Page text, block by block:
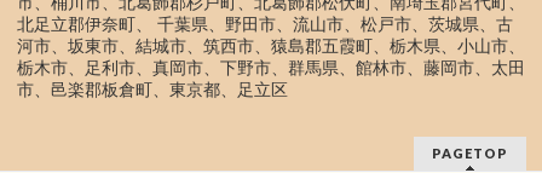
北足立郡伊奈町、 千葉県、野田市、流山市、松戸市、茨城県、古
河市、坂東市、結城市、筑西市、猿島郡五霞町、栃木県、小山市、
栃木市、足利市、真岡市、下野市、群馬県、館林市、藤岡市、太田
市、邑楽郡板倉町、東京都、足立区
PAGETOP